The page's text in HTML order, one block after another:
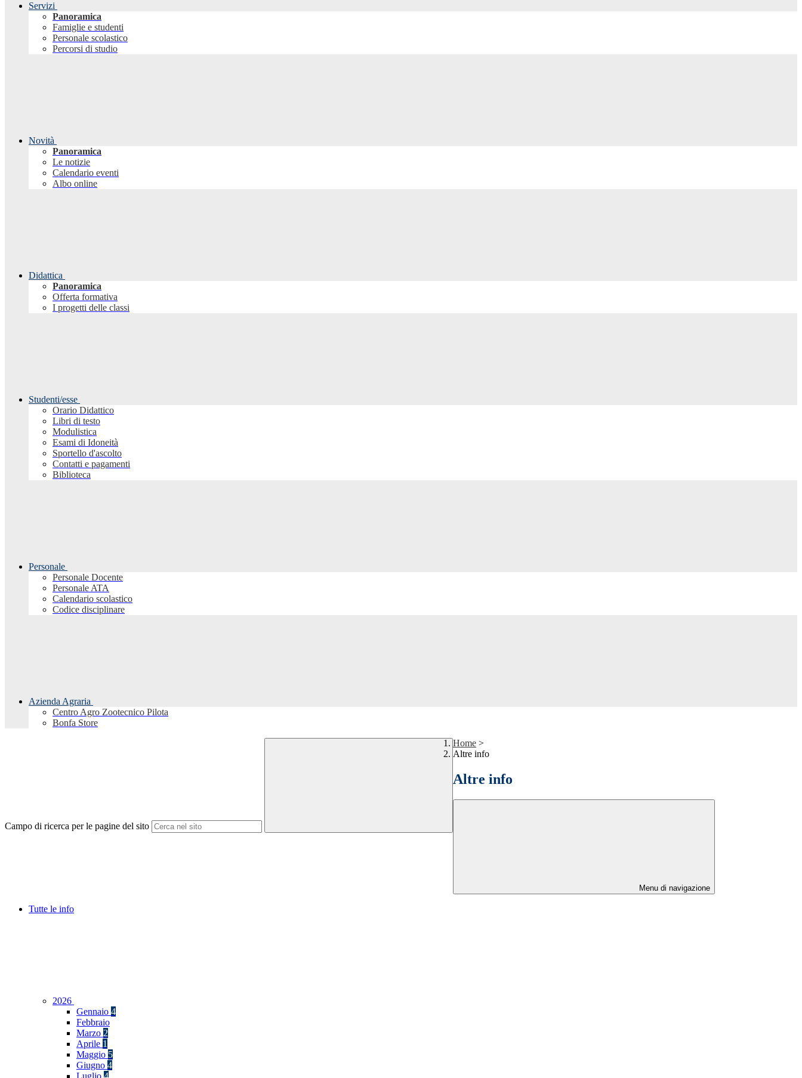
Servizi
Panoramica
Famiglie e studenti
Personale scolastico
Percorsi di studio
Novità
Panoramica
Le notizie
Calendario eventi
Albo online
Didattica
Panoramica
Offerta formativa
I progetti delle classi
Studenti/esse
Orario Didattico
Libri di testo
Modulistica
Esami di Idoneità
Sportello d'ascolto
Contatti e pagamenti
Biblioteca
Personale
Personale Docente
Personale ATA
Calendario scolastico
Codice disciplinare
Azienda Agraria
Centro Agro Zootecnico Pilota
Bonfa Store
Campo di ricerca per le pagine del sito
Home >
Altre info
Altre info
Menu di navigazione
Tutte le info
2026
Gennaio 4
Febbraio
Marzo 2
Aprile 1
Maggio 5
Giugno 4